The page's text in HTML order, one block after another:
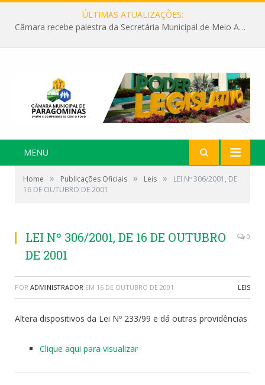
ÚLTIMAS ATUALIZAÇÕES:
Câmara recebe palestra da Secretária Municipal de Meio Ambiente sobre as ações da “SEMANA DO MEIO AMBIENTE”
MENU
Home » Publicações Oficiais » Leis »
LEI Nº 306/2001, DE
16 DE OUTUBRO DE 2001
LEI Nº 306/2001, DE 16 DE OUTUBRO
DE 2001
0
POR ADMINISTRADOR EM 16 DE OUTUBRO DE 2001 LEIS
Altera dispositivos da Lei Nº 233/99 e dá outras providências
Clique aqui para visualizar